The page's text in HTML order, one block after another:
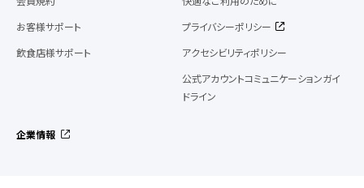
お客様サポート
飲食店様サポート
プライバシーポリシー
アクセシビリティポリシー
公式アカウントコミュニケーションガイ
ドライン
企業情報